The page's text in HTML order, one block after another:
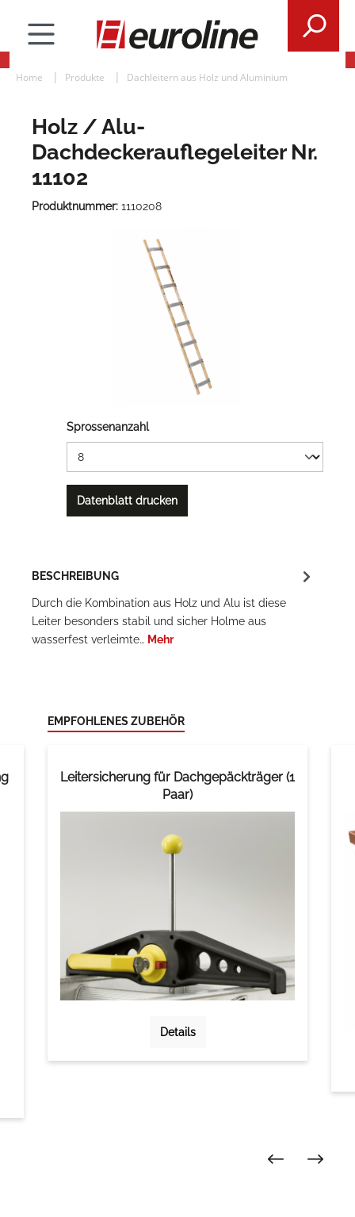
Home Produkte Dachleitern aus Holz und Aluminium
Holz / Alu-
Dachdeckerauflegeleiter Nr.
11102
Produktnummer: 1110208
Sprossenanzahl
Datenblatt drucken
BESCHREIBUNG
Durch die Kombination aus Holz und Alu ist diese
Leiter besonders stabil und sicher Holme aus
wasserfest verleimte… Mehr
EMPFOHLENES ZUBEHÖR
Leitersicherung für Dachgepäckträger (1
Paar)
Details